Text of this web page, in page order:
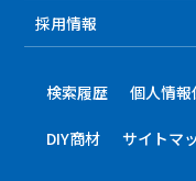
採用情報
検索履歴 個人情
DIY商材 サイトマ